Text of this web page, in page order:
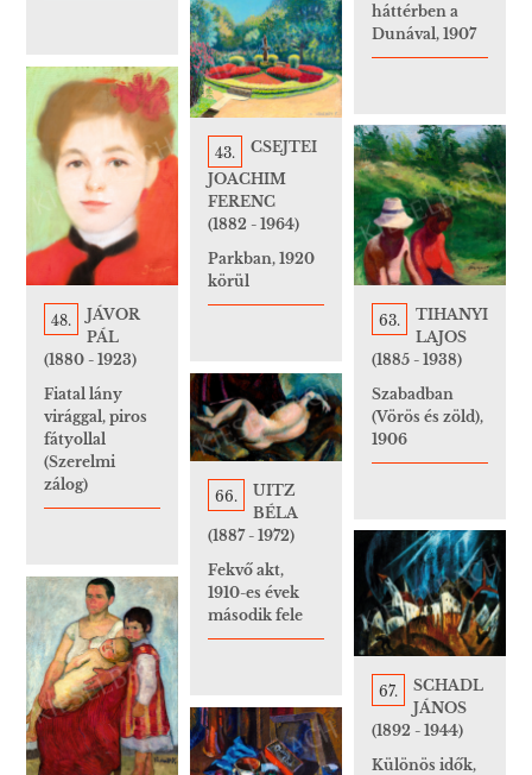
háttérben a
Dunával, 1907
43.
CSEJTEI
JOACHIM
FERENC
(1882 - 1964)
Parkban, 1920
körül
48.
JÁVOR
PÁL
(1880 - 1923)
Fiatal lány
virággal, piros
fátyollal
(Szerelmi
zálog)
63.
TIHANYI
LAJOS
(1885 - 1938)
Szabadban
(Vörös és zöld),
1906
66.
UITZ
BÉLA
(1887 - 1972)
Fekvő akt,
1910-es évek
második fele
67.
SCHADL
JÁNOS
(1892 - 1944)
Különös idők,